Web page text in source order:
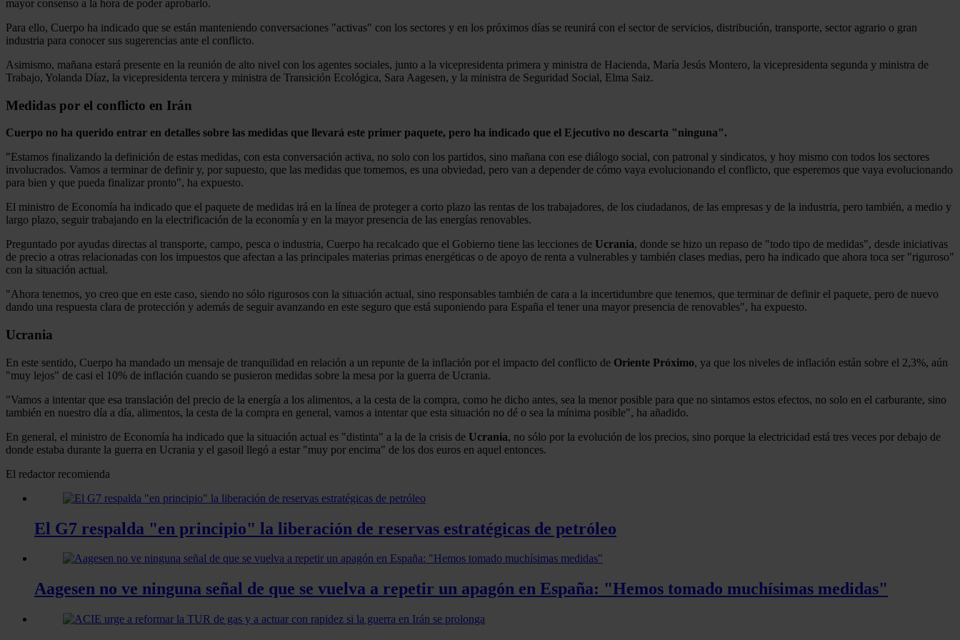
mayor consenso a la hora de poder aprobarlo.
Para ello, Cuerpo ha indicado que se están manteniendo conversaciones "activas" con los sectores y en los próximos días se reunirá con el sector de servicios, distribución, transporte, sector agrario o gran
industria para conocer sus sugerencias ante el conflicto.
Asimismo, mañana estará presente en la reunión de alto nivel con los agentes sociales, junto a la vicepresidenta primera y ministra de Hacienda, María Jesús Montero, la vicepresidenta segunda y ministra de
Trabajo, Yolanda Díaz, la vicepresidenta tercera y ministra de Transición Ecológica, Sara Aagesen, y la ministra de Seguridad Social, Elma Saiz.
Medidas por el conflicto en Irán
Cuerpo no ha querido entrar en detalles sobre las medidas que llevará este primer paquete, pero ha indicado que el Ejecutivo no descarta "ninguna".
"Estamos finalizando la definición de estas medidas, con esta conversación activa, no solo con los partidos, sino mañana con ese diálogo social, con patronal y sindicatos, y hoy mismo con todos los sectores
involucrados. Vamos a terminar de definir y, por supuesto, que las medidas que tomemos, es una obviedad, pero van a depender de cómo vaya evolucionando el conflicto, que esperemos que vaya evolucionando
para bien y que pueda finalizar pronto", ha expuesto.
El ministro de Economía ha indicado que el paquete de medidas irá en la línea de proteger a corto plazo las rentas de los trabajadores, de los ciudadanos, de las empresas y de la industria, pero también, a medio y
largo plazo, seguir trabajando en la electrificación de la economía y en la mayor presencia de las energías renovables.
Preguntado por ayudas directas al transporte, campo, pesca o industria, Cuerpo ha recalcado que el Gobierno tiene las lecciones de Ucrania, donde se hizo un repaso de "todo tipo de medidas", desde iniciativas
de precio a otras relacionadas con los impuestos que afectan a las principales materias primas energéticas o de apoyo de renta a vulnerables y también clases medias, pero ha indicado que ahora toca ser "riguroso"
con la situación actual.
"Ahora tenemos, yo creo que en este caso, siendo no sólo rigurosos con la situación actual, sino responsables también de cara a la incertidumbre que tenemos, que terminar de definir el paquete, pero de nuevo
dando una respuesta clara de protección y además de seguir avanzando en este seguro que está suponiendo para España el tener una mayor presencia de renovables", ha expuesto.
Ucrania
En este sentido, Cuerpo ha mandado un mensaje de tranquilidad en relación a un repunte de la inflación por el impacto del conflicto de Oriente Próximo, ya que los niveles de inflación están sobre el 2,3%, aún
"muy lejos" de casi el 10% de inflación cuando se pusieron medidas sobre la mesa por la guerra de Ucrania.
"Vamos a intentar que esa translación del precio de la energía a los alimentos, a la cesta de la compra, como he dicho antes, sea la menor posible para que no sintamos estos efectos, no solo en el carburante, sino
también en nuestro día a día, alimentos, la cesta de la compra en general, vamos a intentar que esta situación no dé o sea la mínima posible", ha añadido.
En general, el ministro de Economía ha indicado que la situación actual es "distinta" a la de la crisis de Ucrania, no sólo por la evolución de los precios, sino porque la electricidad está tres veces por debajo de
donde estaba durante la guerra en Ucrania y el gasoil llegó a estar "muy por encima" de los dos euros en aquel entonces.
El redactor recomienda
El G7 respalda "en principio" la liberación de reservas estratégicas de petróleo
Aagesen no ve ninguna señal de que se vuelva a repetir un apagón en España: "Hemos tomado muchísimas medidas"